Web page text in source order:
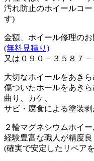
汚れ防止のホイールコ
す)
金額、ホイール修理
(無料見積り)
又は０９０－３５８７
大切なホイールをあきら
傷ついたホールをあき
曲り、カケ、
サビ・腐食による塗装
２輪マグネシウムホイ
経験豊富な職人が精度
(確実で安定したリペア